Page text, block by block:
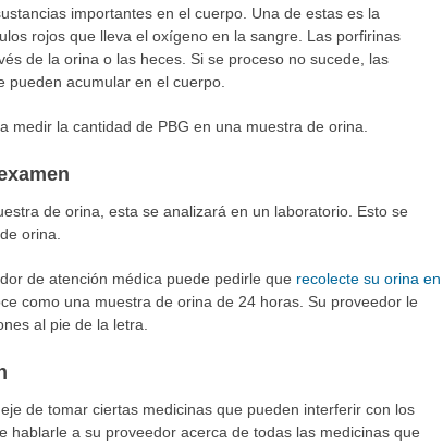
importantes en el cuerpo. Una de estas es la
rojos que lleva el oxígeno en la sangre. Las porfirinas
de la orina o las heces. Si se proceso no sucede, las
pueden acumular en el cuerpo.
medir la cantidad de PBG en una muestra de orina.
de orina, esta se analizará en un laboratorio. Esto se
orina.
de atención médica puede pedirle que recolecte su orina en
como una muestra de orina de 24 horas. Su proveedor le
al pie de la letra.
de tomar ciertas medicinas que pueden interferir con los
hablarle a su proveedor acerca de todas las medicinas que